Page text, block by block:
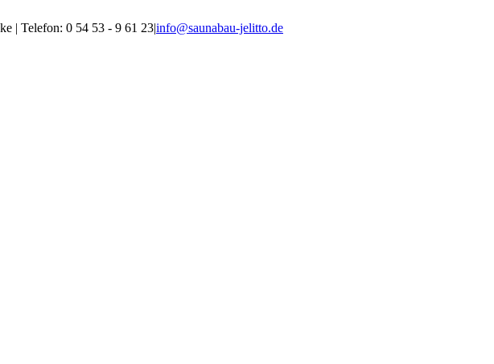
| Telefon: 0 54 53 - 9 61 23|info@saunabau-jelitto.de